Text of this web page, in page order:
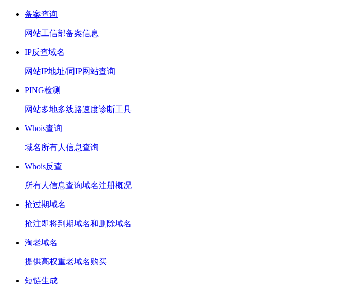
备案查询
网站工信部备案信息
IP反查域名
网站IP地址/同IP网站查询
PING检测
网站多地多线路速度诊断工具
Whois查询
域名所有人信息查询
Whois反查
所有人信息查询域名注册概况
抢过期域名
抢注即将到期域名和删除域名
淘老域名
提供高权重老域名购买
短链生成